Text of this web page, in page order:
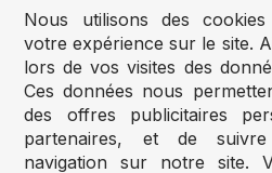
Accès
Vous avez un
Vous souhaitez accéder à
Accéder au
Nous utilisons des
votre expérience sur le site.
lors de vos visites des
Ces données nous
des offres publicitaires
partenaires, et de
navigation sur notre site.